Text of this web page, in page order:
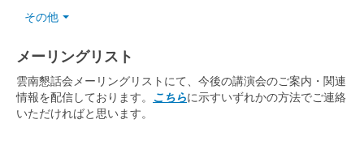
その他
メーリングリスト
雲南懇話会メーリングリストにて、今後の講演会のご案内・関連
情報を配信しております。 こちらに示すいずれかの方法でご連絡
いただければと思います。